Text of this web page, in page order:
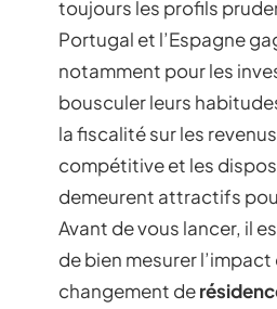
toujours les profils
Portugal et l’Espagne
notamment pour les
bousculer leurs
la fiscalité sur les
compétitive et les
demeurent attractifs
Avant de vous lancer, il
de bien mesurer l’impact
changement de